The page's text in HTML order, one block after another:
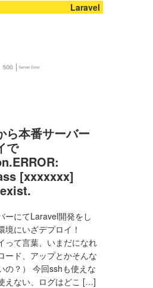
Laravel
ら本番サーバー
で
[xxxxxxx]
ーにてLaravel開発をし
境にいざデプロイ！
って言葉、いまだになれ
ード、アップとかそんな
の？） 今回sshも使えな
えない、ログはどこ […]